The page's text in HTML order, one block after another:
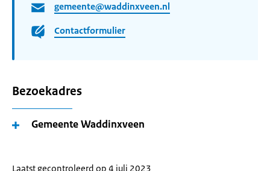
gemeente@waddinxveen.nl
Contactformulier
Bezoekadres
Gemeente Waddinxveen
Laatst gecontroleerd op 4 juli 2023